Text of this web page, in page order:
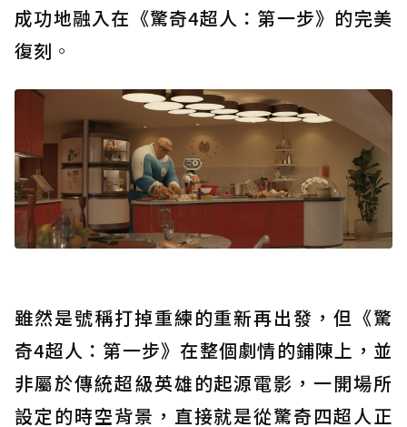
成功地融入在《驚奇4超人：第一步》的完美
復刻 。
雖然是號稱打掉重練的重新再出發，但《驚
奇4超人：第一步》在整個劇情的鋪陳上，並
非屬於傳統超級英雄的起源電影，一開場所
設定的時空背景，直接就是從驚奇四超人正